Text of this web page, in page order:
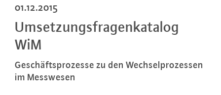
01.12.2015
Um­set­zungs­fra­gen­ka­ta­log
WiM
Ge­schäfts­pro­zes­se zu den Wech­sel­pro­zes­sen
im Messwesen